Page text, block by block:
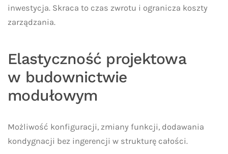
inwestycja. Skraca to czas zwrotu i ogranicza koszty
zarządzania.
Elastyczność projektowa
w budownictwie
modułowym
Możliwość konfiguracji, zmiany funkcji, dodawania
kondygnacji bez ingerencji w strukturę całości.